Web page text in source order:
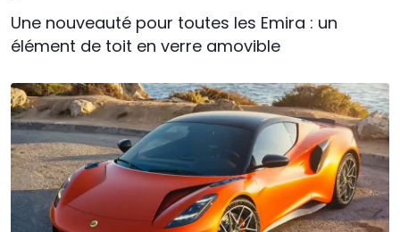
Une nouveauté pour toutes les Emira : un
élément de toit en verre amovible